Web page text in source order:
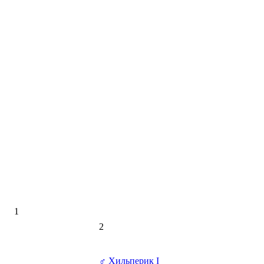
1
2
♂ Хильперик I